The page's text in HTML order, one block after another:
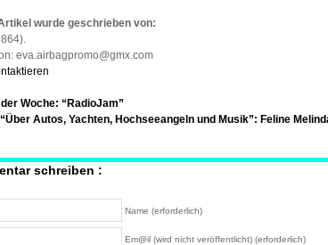
wurde geschrieben von:
eva.airbagpromo@gmx.com
Woche: “RadioJam”
“Über Autos, Yachten, Hochseeangeln und Musik”: Feline
schreiben :
Name (erforderlich)
Em@il (wird nicht veröffentlicht) (erforderlich)